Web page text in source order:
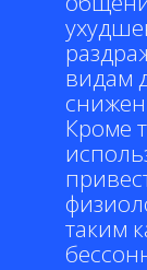
видам
Кроме
таким